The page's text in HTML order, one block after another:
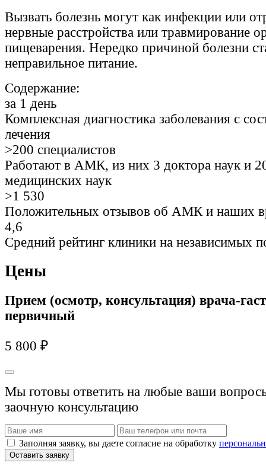
Вызвать болезнь могут как инфекции или
нервные расстройства или травмирование
пищеварения. Нередко причиной болезни
неправильное питание.
Содержание:
за 1 день
Комплексная диагностика заболевания с
лечения
>200 специалистов
Работают в АМК, из них 3 доктора наук и
медицинских наук
>1 530
Положительных отзывов об АМК и наших
4,6
Средний рейтинг клиники на независимых
Цены
Прием (осмотр, консультация) врача-
первичный
5 800 ₽
Мы готовы ответить на любые ваши
заочную консультацию
Заполняя заявку, вы даете согласие на обработку
Оставить заявку